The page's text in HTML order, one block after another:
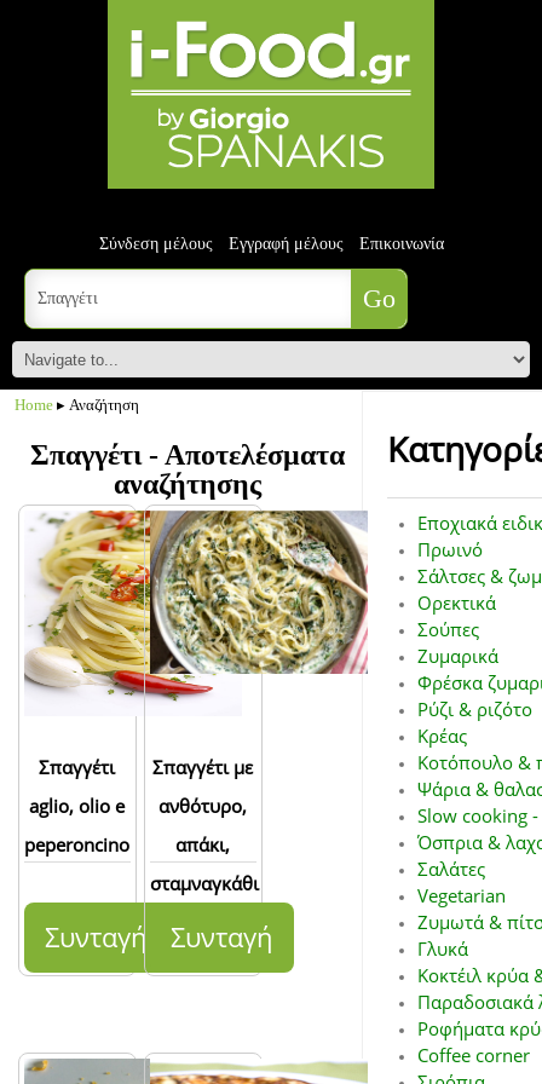
Σύνδεση μέλους Εγγραφή μέλους Επικοινωνία
Home ▸ Αναζήτηση
Σπαγγέτι - Αποτελέσματα
αναζήτησης
Σπαγγέτι
aglio, olio e
peperoncino
Συνταγή
Σπαγγέτι με
ανθότυρο,
απάκι,
σταμναγκάθι
ντοματίνια
Συνταγή
Εποχιακά
Πρωινό
Σάλτσες &
Ορεκτικά
Σούπες
Ζυμαρικά
Φρέσκα
Ρύζι & ριζότο
Κρέας
Κοτόπουλο &
Ψάρια &
Slow cooking
Όσπρια &
Σαλάτες
Vegetarian
Ζυμωτά &
Γλυκά
Κοκτέιλ κρύα
Παραδοσιακά
Ροφήματα
Coffee corner